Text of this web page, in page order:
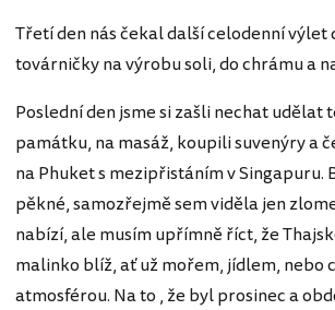
Třetí den nás čekal další celodenní výlet
továrničky na výrobu soli, do chrámu a
Poslední den jsme si zašli nechat udělat
památku, na masáž, koupili suvenýry a
na Phuket s mezipřistáním v Singapuru.
pěkné, samozřejmě sem viděla jen
nabízí, ale musím upřímně říct, že
malinko blíž, ať už mořem, jídlem, nebo
atmosférou. Na to , že byl prosinec a